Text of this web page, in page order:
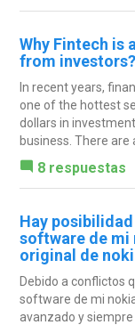
Why Fintech is
from investors?
In recent years,
one of the hottest
dollars in
business. There are
8 respuestas
Hay
software de mi
original de
Debido a conflictos
software de mi
avanzado y